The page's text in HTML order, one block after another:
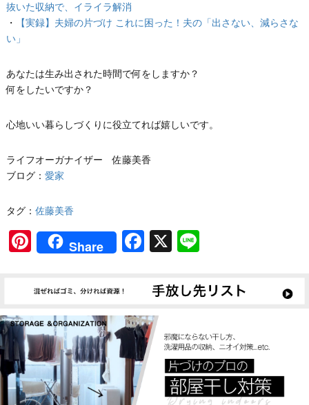
抜いた収納で、イライラ解消
・
【実録】夫婦の片づけ これに困った！夫の「出さない、減らさな
い」
あなたは生み出された時間で何をしますか？
何をしたいですか？
心地いい暮らしづくりに役立てれば嬉しいです。
ライフオーガナイザー 佐藤美香
ブログ： 愛家
タグ： 佐藤美香
Pinterest
Share Facebook
X